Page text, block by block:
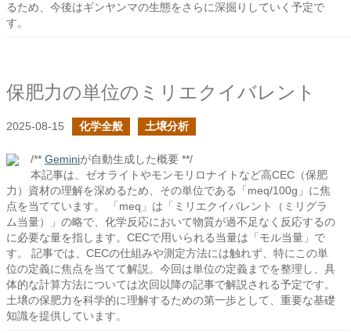
るため、今後はギンヤンマの生態をさらに深掘りしていく予定で
す。
保肥力の単位のミリエクイバレント
2025-08-15 化学全般 土壌分析
/** Geminiが自動生成した概要 **/
本記事は、ゼオライトやモンモリロナイトなど高CEC（保肥
力）資材の理解を深めるため、その単位である「meq/100g」に焦
点を当てています。 「meq」は「ミリエクイバレント（ミリグラ
ム当量）」の略で、化学反応において物質が過不足なく反応するの
に必要な量を指します。CECで用いられる当量は「モル当量」で
す。 記事では、CECの仕組みや測定方法には触れず、特にこの単
位の定義に焦点を当てて解説。今回は単位の定義までを整理し、具
体的な計算方法については次回以降の記事で解説される予定です。
土壌の保肥力を科学的に理解するための第一歩として、重要な基礎
知識を提供しています。